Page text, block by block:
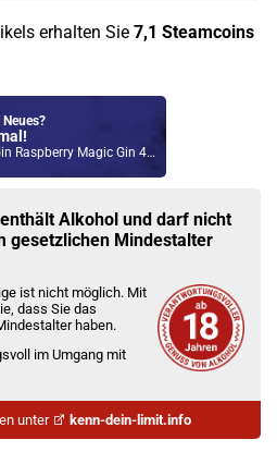
erhalten Sie 7,1 Steamcoins
Magic Gin 40%Vol. 500ml
900mAh Pod System Kit Silber
Alkohol und darf nicht
gesetzlichen Mindestalter
ist nicht möglich. Mit
dass Sie das
haben.
im Umgang mit
unter kenn-dein-limit.info